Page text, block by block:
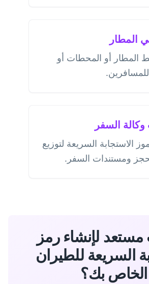
المطار
المطار أو المحطات أو
السفر
الاستجابة السريعة لتوزيع
ومستندات السفر.
لإنشاء رمز
السريعة للطيران
الخاص بك؟